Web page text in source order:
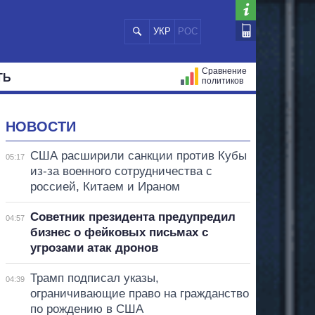
УКР РОС
Сравнение
политиков
НОВОСТИ
05:17
США расширили санкции против Кубы
из-за военного сотрудничества с
россией, Китаем и Ираном
04:57
Советник президента предупредил
бизнес о фейковых письмах с
угрозами атак дронов
04:39
Трамп подписал указы,
ограничивающие право на гражданство
по рождению в США